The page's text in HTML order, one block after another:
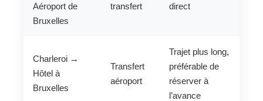
Aéroport de
Bruxelles
transfert
direct
Charleroi →
Hôtel à
Bruxelles
Transfert
aéroport
Trajet plus long,
préférable de
réserver à
l’avance